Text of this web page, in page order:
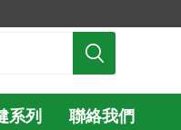
系列 聯絡我們